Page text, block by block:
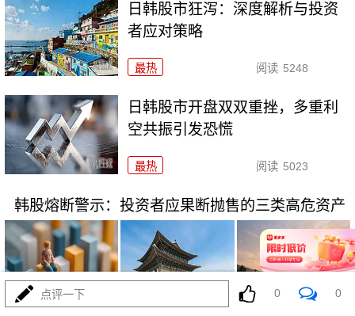
日韩股市狂泻：深度解析与投资
者应对策略
最热 阅读 5248
日韩股市开盘双双重挫，多重利
空共振引发恐慌
最热 阅读 5023
韩股熔断警示：投资者应果断抛售的三类高危资产
点评一下 0 0